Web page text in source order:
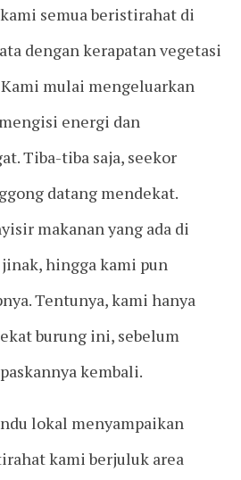
semua beristirahat di
dengan kerapatan vegetasi
mulai mengeluarkan
energi dan
Tiba-tiba saja, seekor
datang mendekat.
makanan yang ada di
hingga kami pun
Tentunya, kami hanya
burung ini, sebelum
kembali.
lokal menyampaikan
kami berjuluk area